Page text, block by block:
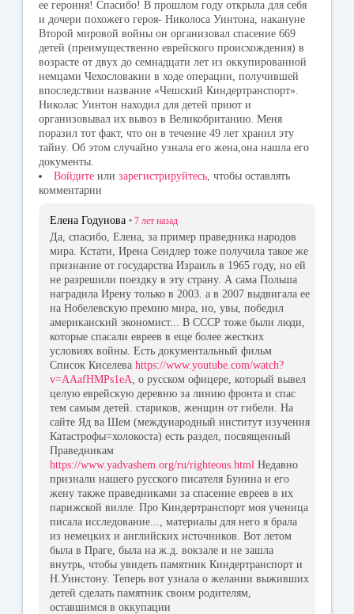
ее героиня! Спасибо! В прошлом году открыла для себя
и дочери похожего героя- Николоса Уинтона, накануне
Второй мировой войны он организовал спасение 669
детей (преимущественно еврейского происхождения) в
возрасте от двух до семнадцати лет из оккупированной
немцами Чехословакии в ходе операции, получившей
впоследствии название «Чешский Киндертранспорт».
Николас Уинтон находил для детей приют и
организовывал их вывоз в Великобританию. Меня
поразил тот факт, что он в течение 49 лет хранил эту
тайну. Об этом случайно узнала его жена,она нашла его
документы.
Войдите или зарегистрируйтесь, чтобы оставлять
комментарии
Елена Годунова • 7 лет назад
Да, спасибо, Елена, за пример праведника народов
мира. Кстати, Ирена Сендлер тоже получила такое же
признание от государства Израиль в 1965 году, но ей
не разрешили поездку в эту страну. А сама Польша
наградила Ирену только в 2003. а в 2007 выдвигала ее
на Нобелевскую премию мира, но, увы, победил
американский экономист... В СССР тоже были люди,
которые спасали евреев в еще более жестких
условиях войны. Есть документальный фильм
Список Киселева https://www.youtube.com/watch?
v=AAafHMPs1eA , о русском офицере, который вывел
целую еврейскую деревню за линию фронта и спас
тем самым детей. стариков, женщин от гибели. На
сайте Яд ва Шем (международный институт изучения
Катастрофы=холокоста) есть раздел, посвященный
Праведникам
https://www.yadvashem.org/ru/righteous.html Недавно
признали нашего русского писателя Бунина и его
жену также праведниками за спасение евреев в их
парижской вилле. Про Киндертранспорт моя ученица
писала исследование..., материалы для него я брала
из немецких и английских источников. Вот летом
была в Праге, была на ж.д. вокзале и не зашла
внутрь, чтобы увидеть памятник Киндертранспорт и
Н.Уинстону. Теперь вот узнала о желании выживших
детей сделать памятник своим родителям,
оставшимся в оккупации